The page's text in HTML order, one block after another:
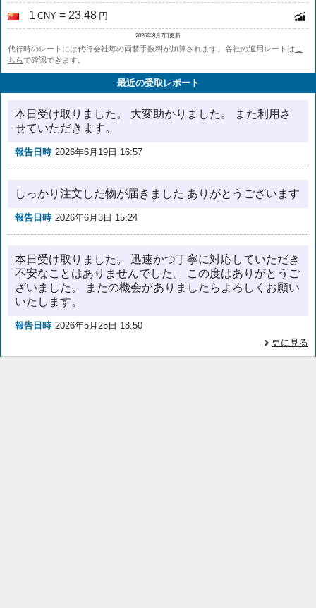
1 CNY = 23.48 円
2026年8月7日更新
代行時のレートには代行会社毎の両替手数料が加算されます。各社の適用レートは こ
ちらで確認できます。
最近の受取レポート
本日受け取りました。 大変助かりました。 また利用さ
せていただきます。
報告日時 2026年6月19日 16:57
しっかり注文した物が届きました ありがとうございます
報告日時 2026年6月3日 15:24
本日受け取りました。 迅速かつ丁寧に対応していただき
不安なことはありませんでした。 この度はありがとうご
ざいました。 またの機会がありましたらよろしくお願い
いたします。
報告日時 2026年5月25日 18:50
更に見る